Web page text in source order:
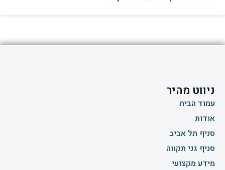
ניווט מהיר
עמוד הבית
אודות
סניף תל אביב
סניף גני תקווה
מידע מקצועי